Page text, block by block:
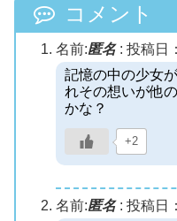
コメント
名前:匿名: 投稿日
記憶の中の少女
れその想いが他
かな？
+2
名前:匿名: 投稿日